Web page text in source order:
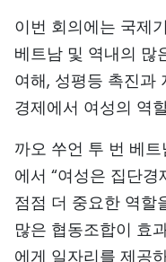
인
메
회
中
이번 회의에는 국제
베트남 및 역내의 많
여해, 성평등 촉진과
경제에서 여성의 역
까오 쑤언 투 번 베
에서 “여성은 집단
점점 더 중요한 역할
많은 협동조합이 효
에게 일자리를 제공